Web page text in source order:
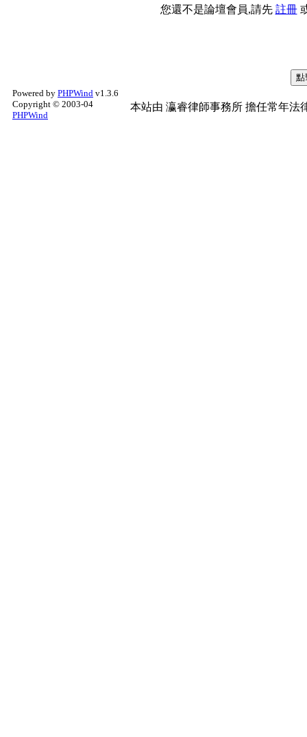
您還不是論壇會員,請先 註冊
Powered by PHPWind v1.3.6
Copyright © 2003-04
PHPWind
本站由 瀛睿律師事務所 擔任常年法